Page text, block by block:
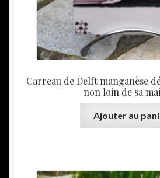
Carreau de Delft manganèse
non loin de sa
Ajouter au